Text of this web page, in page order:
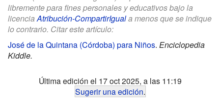
libremente para fines personales y educativos bajo la
licenciaAtribución-CompartirIguala menos que se indique
lo contrario. Citar este artículo:
José de la Quintana (Córdoba) para Niños. Enciclopedia
Kiddle.
Última edición el 17 oct 2025, a las 11:19
Sugerir una edición.